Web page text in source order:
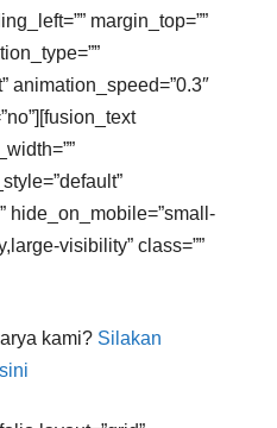
margin_top=””
animation_speed=”0.3″
hide_on_mobile=”small-
visibility” class=””
kami? Silakan